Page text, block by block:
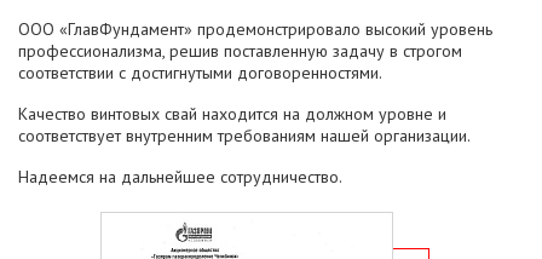
ООО «ГлавФундамент» продемонстрировало высокий уровень
профессионализма, решив поставленную задачу в строгом
соответствии с достигнутыми договоренностями.
Качество винтовых свай находится на должном уровне и
соответствует внутренним требованиям нашей организации.
Надеемся на дальнейшее сотрудничество.